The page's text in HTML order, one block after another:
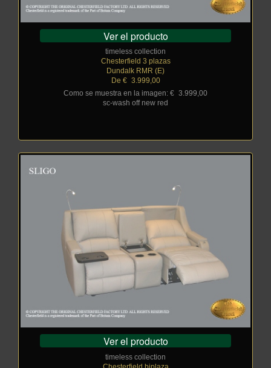
Ver el producto
timeless collection
Chesterfield 3 plazas
Dundalk RMR (E)
De €_ 3.999,00
Como se muestra en la imagen: € 3.999,00
sc-wash off new red
Ver el producto
timeless collection